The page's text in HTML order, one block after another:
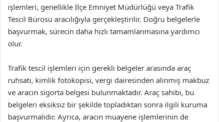
işlemleri, genellikle İlçe Emniyet Müdürlüğü veya Trafik
Tescil Bürosu aracılığıyla gerçekleştirilir. Doğru belgelerle
başvurmak, sürecin daha hızlı tamamlanmasına yardımcı
olur.
Trafik tescil işlemleri için gerekli belgeler arasında araç
ruhsatı, kimlik fotokopisi, vergi dairesinden alınmış makbuz
ve aracın sigorta belgesi bulunmaktadır. Araç sahibi, bu
belgeleri eksiksiz bir şekilde topladıktan sonra ilgili kuruma
başvurmalıdır. Ayrıca, aracın muayene işlemlerinin de